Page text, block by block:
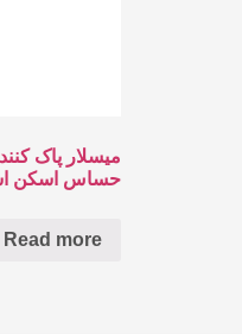
میسلار پاک
حساس اسکن
Read more